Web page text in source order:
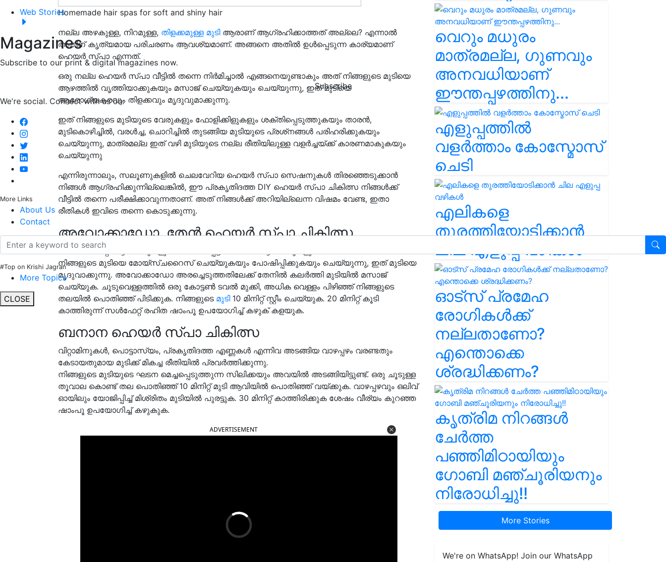
Web Stories
Magazines
Subscribe to our print & digital magazines now.
Subscribe
We're social. Connect with us on:
More Links
About Us
Contact
#Top on Krishi Jagran
More Topics
CLOSE
Homemade hair spas for soft and shiny hair
നല്ല അഴകുള്ള, നിറമുള്ള, തിളക്കമുള്ള മുടിആരാണ് ആഗ്രഹിക്കാത്തത് അല്ലെ? എന്നാൽ
അതിന് കൃത്യമായ പരിചരണം ആവശ്യമാണ്. അങ്ങനെ അതിൽ ഉൾപ്പെടുന്ന കാര്യമാണ്
ഹെയർ സ്പാ എന്നത്.
ഒരു നല്ല ഹെയർ സ്പാ വീട്ടിൽ തന്നെ നിർമിച്ചാൽ എങ്ങനെയുണ്ടാകും അത് നിങ്ങളുടെ മുടിയെ
ആഴത്തിൽ വൃത്തിയാക്കുകയും മസാജ് ചെയ്യുകയും ചെയ്യുന്നു, ഇത് മുടിയെ
ആരോഗ്യകരവും തിളക്കവും മൃദുവുമാക്കുന്നു.
ഇത് നിങ്ങളുടെ മുടിയുടെ വേരുകളും ഫോളിക്കിളുകളും ശക്തിപ്പെടുത്തുകയും താരൻ,
മുടികൊഴിച്ചിൽ, വരൾച്ച, ചൊറിച്ചിൽ തുടങ്ങിയ മുടിയുടെ പ്രശ്‌നങ്ങൾ പരിഹരിക്കുകയും
ചെയ്യുന്നു, മാത്രമല്ല ഇത് വഴി മുടിയുടെ നല്ല രീതിയിലുള്ള വളർച്ചയ്ക്ക് കാരണമാകുകയും
ചെയ്യുന്നു
എന്നിരുന്നാലും, സലൂണുകളിൽ ചെലവേറിയ ഹെയർ സ്പാ സെഷനുകൾ തിരഞ്ഞെടുക്കാൻ
നിങ്ങൾ ആഗ്രഹിക്കുന്നില്ലെങ്കിൽ, ഈ പ്രകൃതിദത്ത DIY ഹെയർ സ്പാ ചികിത്സ നിങ്ങൾക്ക്
വീട്ടിൽ തന്നെ പരീക്ഷിക്കാവുന്നതാണ്. അത് നിങ്ങൾക്ക് അറിയില്ലെന്ന വിഷമം വേണ്ട, ഇതാ
രീതികൾ ഇവിടെ തന്നെ കൊടുക്കുന്നു.
അവോക്കാഡോ, തേൻ ഹെയർ സ്പാ ചികിത്സ
ഒമേഗ-3 ഫാറ്റി ആസിഡുകളും പ്രധാനപ്പെട്ട അമിനോ ആസിഡുകളും അടങ്ങിയ അവോക്കാഡോ
നിങ്ങളുടെ മുടിയെ മോയ്സ്ചറൈസ് ചെയ്യുകയും പോഷിപ്പിക്കുകയും ചെയ്യുന്നു, ഇത് മുടിയെ
മൃദുവാക്കുന്നു. അവോക്കാഡോ അരച്ചെടുത്തതിലേക്ക് തേനിൽ കലർത്തി മുടിയിൽ മസാജ്
ചെയ്യുക. ചൂടുവെള്ളത്തിൽ ഒരു കോട്ടൺ ടവൽ മുക്കി, അധിക വെള്ളം പിഴിഞ്ഞ് നിങ്ങളുടെ
തലയിൽ പൊതിഞ്ഞ് പിടിക്കുക. നിങ്ങളുടെമുടി10 മിനിറ്റ് സ്റ്റീം ചെയ്യുക. 20 മിനിറ്റ് കൂടി
കാത്തിരുന്ന് സൾഫേറ്റ് രഹിത ഷാംപൂ ഉപയോഗിച്ച് കഴുക് കളയുക.
ബനാന ഹെയർ സ്പാ ചികിത്സ
വിറ്റാമിനുകൾ, പൊട്ടാസ്യം, പ്രകൃതിദത്ത എണ്ണകൾ എന്നിവ അടങ്ങിയ വാഴപ്പഴം വരണ്ടതും
കേടായതുമായ മുടിക്ക് മികച്ച രീതിയിൽ പ്രവർത്തിക്കുന്നു.
നിങ്ങളുടെ മുടിയുടെ ഘടന മെച്ചപ്പെടുത്തുന്ന സിലിക്കയും അവയിൽ അടങ്ങിയിട്ടുണ്ട്. ഒരു ചൂടുള്ള
തൂവാല കൊണ്ട് തല പൊതിഞ്ഞ് 10 മിനിറ്റ് മുടി ആവിയിൽ പൊതിഞ്ഞ് വയ്ക്കുക. വാഴപ്പഴവും ഒലിവ്
ഓയിലും യോജിപ്പിച്ച് മിശ്രിതം മുടിയിൽ പുരട്ടുക. 30 മിനിറ്റ് കാത്തിരിക്കുക ശേഷം വീര്യം കുറഞ്ഞ
ഷാംപൂ ഉപയോഗിച്ച് കഴുകുക.
ADVERTISEMENT
വെറും മധുരം
മാത്രമല്ല, ഗുണവും
അനവധിയാണ്
ഈന്തപ്പഴത്തിനു...
എളുപ്പത്തിൽ
വളർത്താം കോസ്മോസ്
ചെടി
എലികളെ
തുരത്തിയോടിക്കാൻ
ചില എളുപ്പ വഴികൾ
ഓട്സ് പ്രമേഹ
രോഗികൾക്ക്
നല്ലതാണോ?
എന്തൊക്കെ
ശ്രദ്ധിക്കണം?
കൃത്രിമ നിറങ്ങൾ
ചേർത്ത
പഞ്ഞിമിഠായിയും
ഗോബി മഞ്ചൂരിയനും
നിരോധിച്ചു!!
More Stories
We're on WhatsApp! Join our WhatsApp